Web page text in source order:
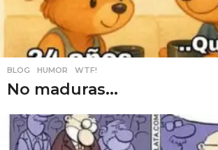
BLOG ,HUMOR ,WTF!
No maduras...